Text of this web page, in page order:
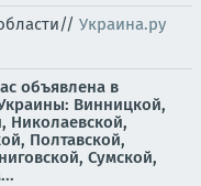
Украина.ру
объявлена в
Винницкой,
Николаевской,
Полтавской,
Сумской,